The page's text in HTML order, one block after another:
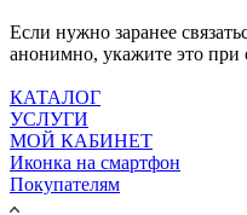
Если нужно заранее
анонимно, укажите это при
КАТАЛОГ
УСЛУГИ
МОЙ КАБИНЕТ
Иконка на смартфон
Покупателям